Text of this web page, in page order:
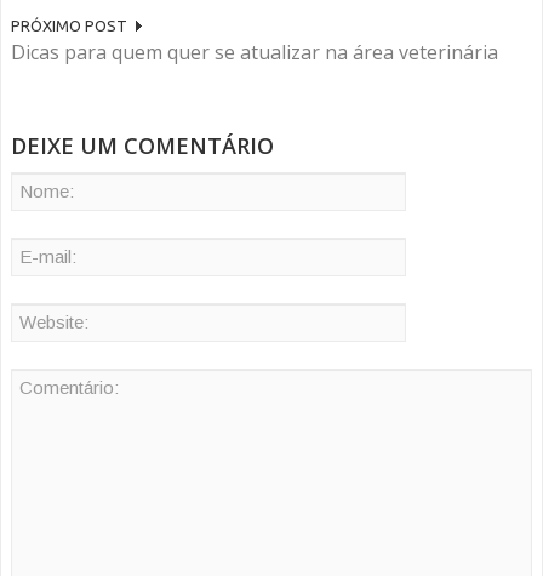
PRÓXIMO POST
Dicas para quem quer se atualizar na área veterinária
DEIXE UM COMENTÁRIO